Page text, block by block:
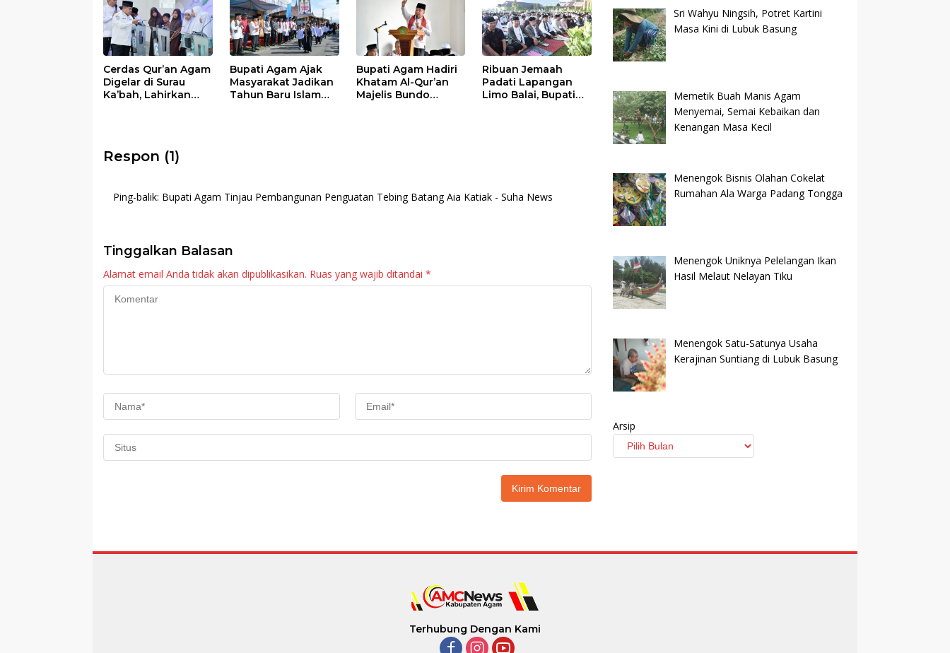
Cerdas Qur’an Agam
Digelar di Surau
Ka’bah, Lahirkan
Bupati Agam Ajak
Masyarakat Jadikan
Tahun Baru Islam
Bupati Agam Hadiri
Khatam Al-Qur’an
Majelis Bundo
Ribuan Jemaah
Padati Lapangan
Limo Balai, Bupati
Respon (1)
Ping-balik: Bupati Agam Tinjau Pembangunan Penguatan Tebing Batang Aia Katiak - Suha News
Tinggalkan Balasan
Alamat email Anda tidak akan dipublikasikan. Ruas yang wajib ditandai *
Sri Wahyu Ningsih, Potret Kartini
Masa Kini di Lubuk Basung
Memetik Buah Manis Agam
Menyemai, Semai Kebaikan dan
Kenangan Masa Kecil
Menengok Bisnis Olahan Cokelat
Rumahan Ala Warga Padang Tongga
Menengok Uniknya Pelelangan Ikan
Hasil Melaut Nelayan Tiku
Menengok Satu-Satunya Usaha
Kerajinan Suntiang di Lubuk Basung
Arsip
Terhubung Dengan Kami